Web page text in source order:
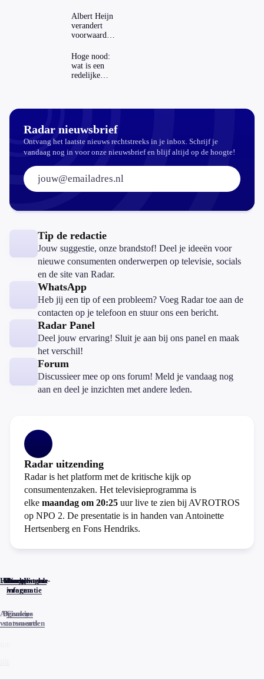
dat invloed
op je
hypotheek?
Albert Heijn
verandert
voorwaarden
mag dat
zomaar?
Hoge nood:
wat is een
redelijke
Radar nieuwsbrief
Ontvang het laatste nieuws rechtstreeks in je inbox. Schrijf je
vandaag nog in voor onze nieuwsbrief en blijf altijd op de hoogte!
E-mailadres:
Tip de redactie
Jouw suggestie, onze brandstof! Deel je ideeën voor
nieuwe consumenten onderwerpen op televisie, socials
en de site van Radar.
WhatsApp
Heb jij een tip of een probleem? Voeg Radar toe aan de
contacten op je telefoon en stuur ons een bericht.
Radar Panel
Deel jouw ervaring! Sluit je aan bij ons panel en maak
het verschil!
Forum
Discussieer mee op ons forum! Meld je vandaag nog
aan en deel je inzichten met andere leden.
Radar uitzending
Radar is het platform met de kritische kijk op
consumentenzaken. Het televisieprogramma is
elke maandag om 20:25 uur live te zien bij AVROTROS
op NPO 2. De presentatie is in handen van Antoinette
Hertsenberg en Fons Hendriks.
Home
Actueel
Uitzendingen
Reacties
Programma-
informatie
Veelgestelde
vragen
Algemene
voorwaarden
Privacy
statements
Cookies